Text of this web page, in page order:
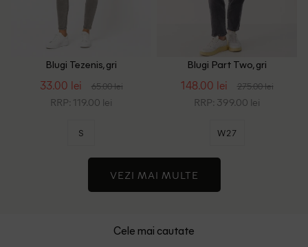
Blugi Tezenis, gri
33.00 lei 65.00 lei
RRP: 119.00 lei
S
Blugi Part Two, gri
148.00 lei 275.00 lei
RRP: 399.00 lei
W27
VEZI MAI MULTE
Cele mai cautate